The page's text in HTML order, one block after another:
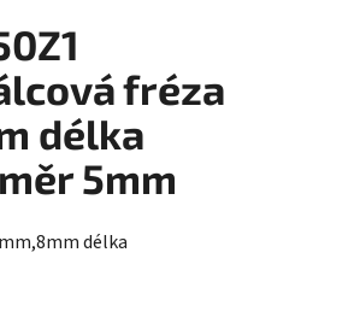
fréza
délka
5mm
délka